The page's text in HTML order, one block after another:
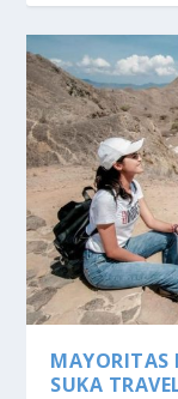
MAYORITAS
SUKA